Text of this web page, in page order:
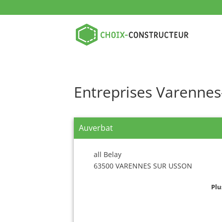
Entreprises
Auverbat
all Belay
63500 VARENNES SUR USSON